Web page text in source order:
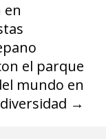
en
el parque
mundo en
→